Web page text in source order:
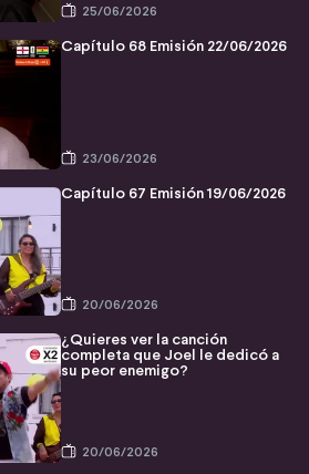
25/06/2026
Capítulo 68 Emisión 22/06/2026
23/06/2026
Capítulo 67 Emisión 19/06/2026
20/06/2026
¿Quieres ver la canción
completa que Joel le dedicó a
su peor enemigo?
20/06/2026